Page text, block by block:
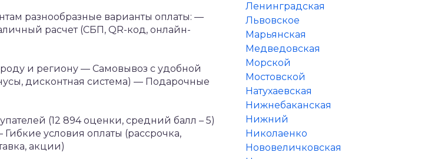
разнообразные варианты оплаты: —
расчет (СБП, QR-код, онлайн-
и региону — Самовывоз с удобной
дисконтная система) — Подарочные
(12 894 оценки, средний балл – 5)
Гибкие условия оплаты (рассрочка,
акции)
Ленинградская
Львовское
Марьянская
Медведовская
Морской
Мостовской
Натухаевская
Нижнебаканская
Нижний
Николаенко
Нововеличковская